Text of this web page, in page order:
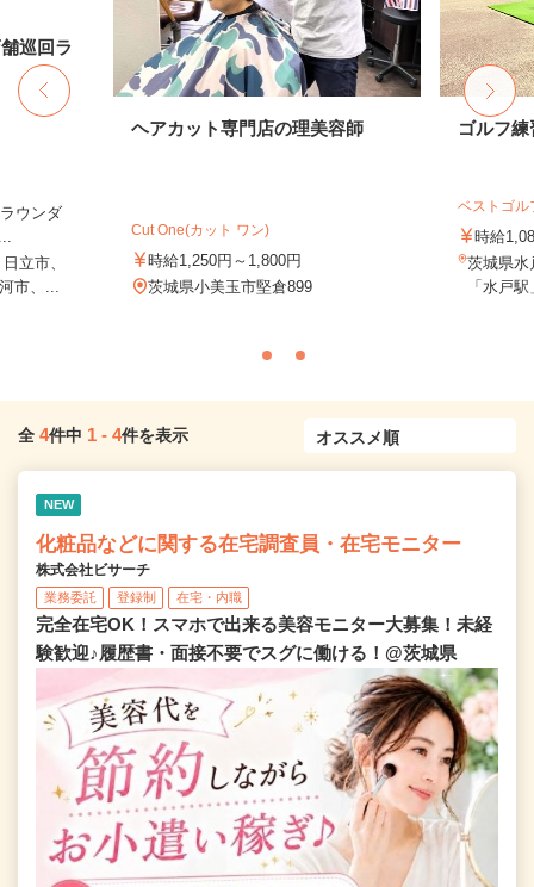
ウンダ
立市、
市、...
ヘアカット専門店の理美容師
Cut One(カット ワン)
時給1,250円～1,800円
茨城県小美玉市堅倉899
ゴルフ
ベストゴル
時給
茨城県水
「水戸
全 4件中 1 - 4件を表示
NEW
化粧品などに関する在宅調査員・在宅モニター
株式会社ビサーチ
業務委託 登録制 在宅・内職
完全在宅OK！スマホで出来る美容モニター大募集！未経
験歓迎♪履歴書・面接不要でスグに働ける！@茨城県